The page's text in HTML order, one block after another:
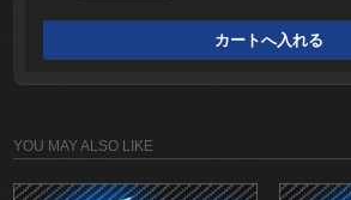
YOU MAY ALSO LIKE